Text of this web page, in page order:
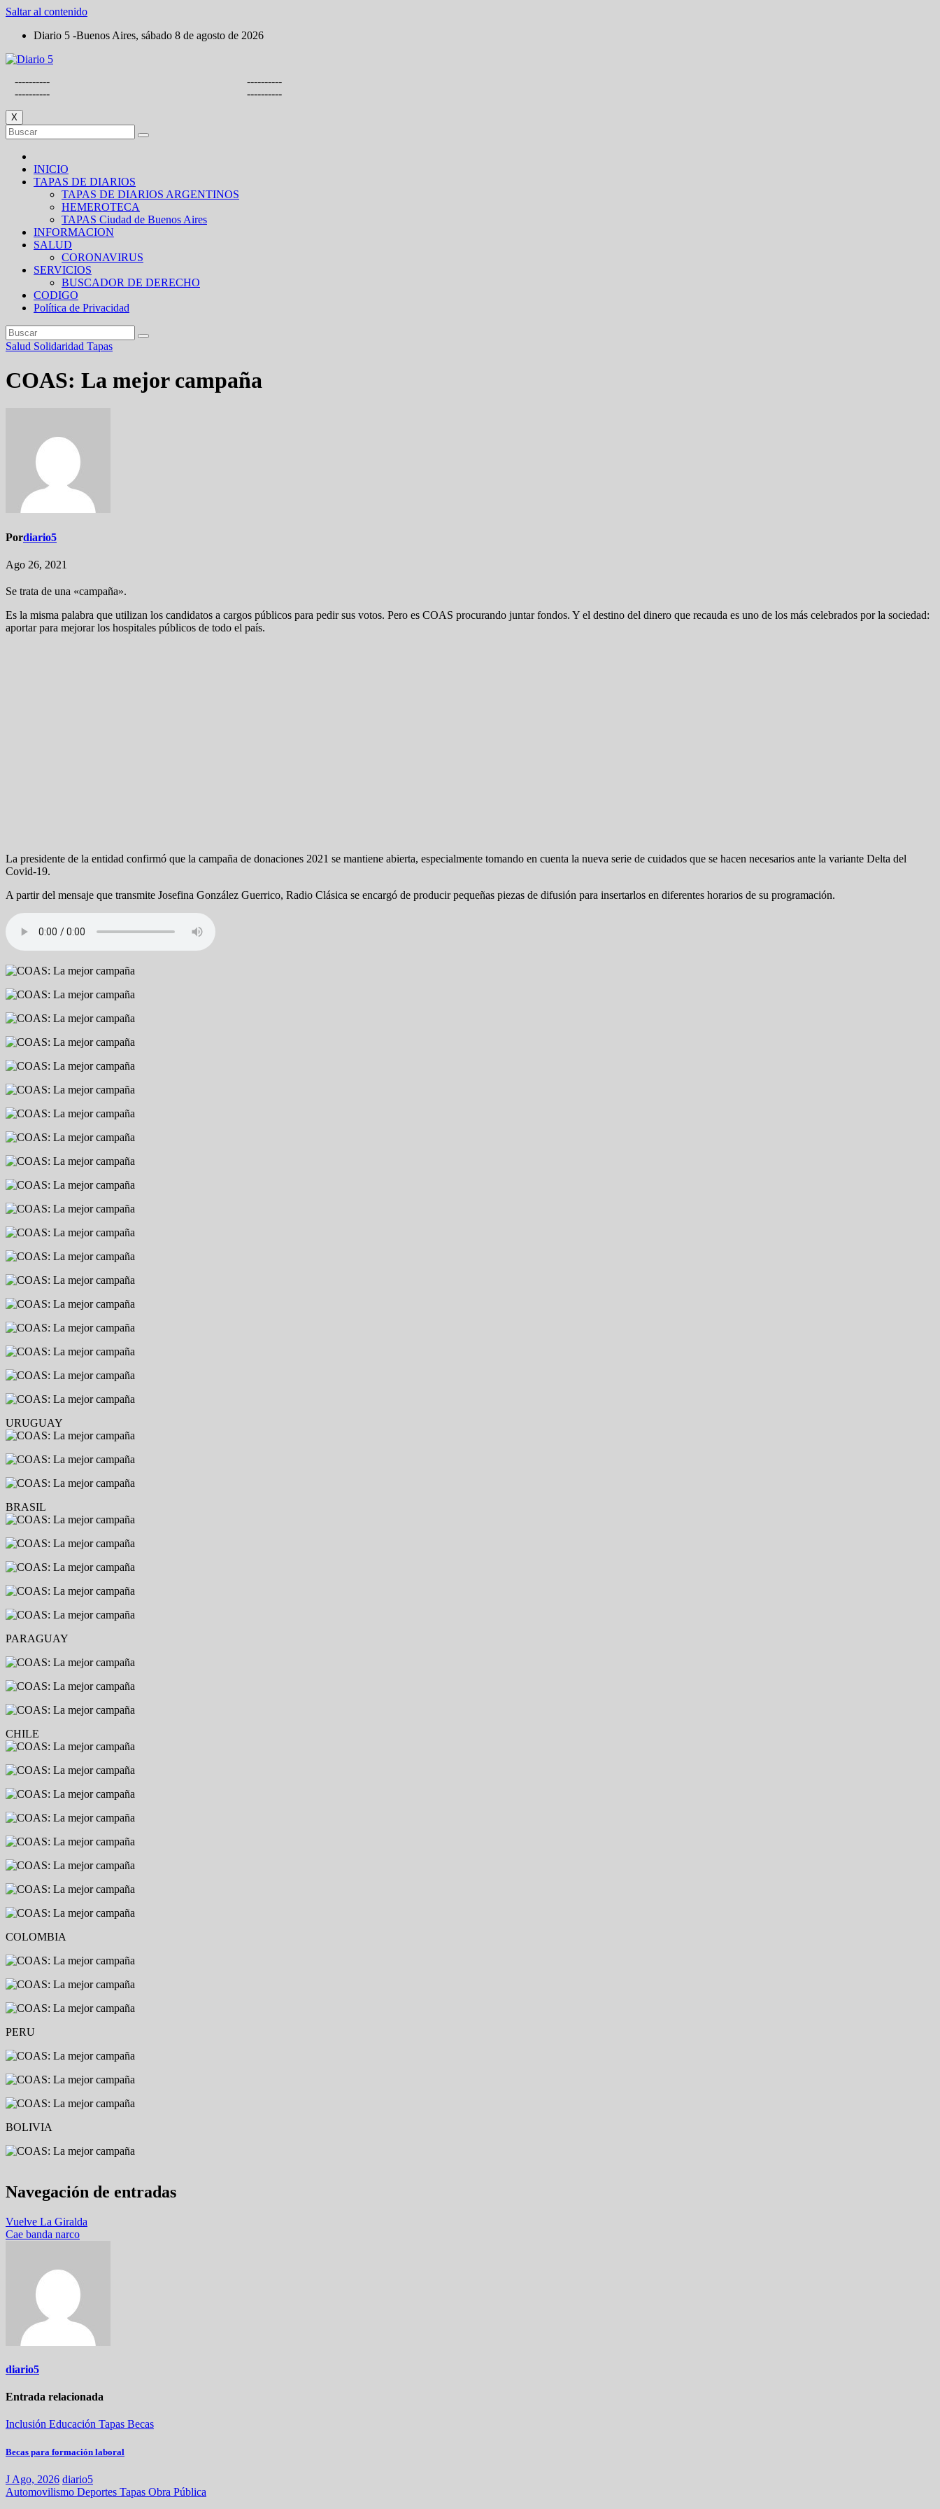
Saltar al contenido
Diario 5 -Buenos Aires, sábado 8 de agosto de 2026
----------
----------
----------
----------
X
INICIO
TAPAS DE DIARIOS
TAPAS DE DIARIOS ARGENTINOS
HEMEROTECA
TAPAS Ciudad de Buenos Aires
INFORMACION
SALUD
CORONAVIRUS
SERVICIOS
BUSCADOR DE DERECHO
CODIGO
Política de Privacidad
Salud Solidaridad Tapas
COAS: La mejor campaña
Pordiario5
Ago 26, 2021
Se trata de una «campaña».
Es la misma palabra que utilizan los candidatos a cargos públicos para pedir sus votos. Pero es COAS procurando juntar fondos. Y el destino del dinero que recauda es uno de los más celebrados por la sociedad:
aportar para mejorar los hospitales públicos de todo el país.
La presidente de la entidad confirmó que la campaña de donaciones 2021 se mantiene abierta, especialmente tomando en cuenta la nueva serie de cuidados que se hacen necesarios ante la variante Delta del
Covid-19.
A partir del mensaje que transmite Josefina González Guerrico, Radio Clásica se encargó de producir pequeñas piezas de difusión para insertarlos en diferentes horarios de su programación.
URUGUAY
BRASIL
PARAGUAY
CHILE
COLOMBIA
PERU
BOLIVIA
Navegación de entradas
Vuelve La Giralda
Cae banda narco
diario5
Entrada relacionada
Inclusión Educación Tapas Becas
Becas para formación laboral
J Ago, 2026 diario5
Automovilismo Deportes Tapas Obra Pública